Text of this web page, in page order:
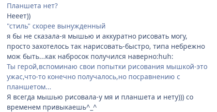
Планшета нет?
Нееет))
"стиль" скорее вынужденный
я бы не сказала-я мышью и аккуратно рисовать могу,
просто захотелось так нарисовать-быстро, типа небрежно
мож быть...как набросок получился наверно:huh:
Ты герой,вспоминаю свои попытки рисования мышкой-это
ужас,что-то конечно получалось,но посравнению с
планшетом...
Я всегда мышью рисовала-у мя и планшета и нету))) со
временем привыкаешь^_^